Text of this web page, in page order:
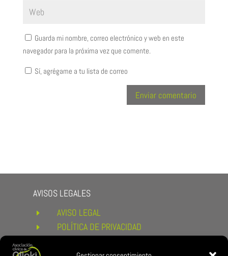
Guarda mi nombre, correo electrónico y web en este
navegador para la próxima vez que comente.
Sí, agrégame a tu lista de correo
AVISOS LEGALES
E AVISO LEGAL
E POLÍTICA DE PRIVACIDAD